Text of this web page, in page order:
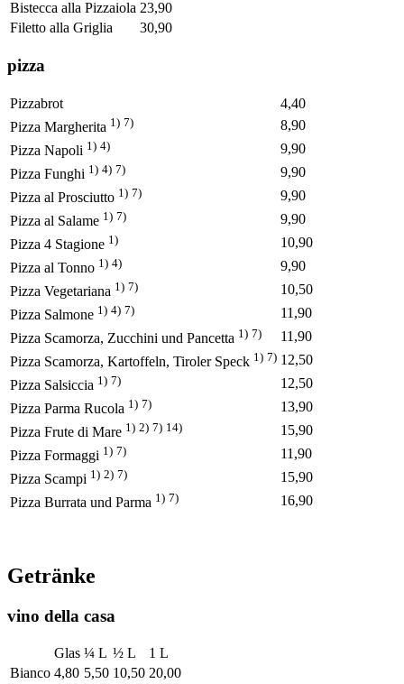
Bistecca alla Pizzaiola 23,90
Filetto alla Griglia
30,90
pizza
Pizzabrot
4,40
Pizza Margherita 1) 7)
8,90
Pizza Napoli 1) 4)
9,90
Pizza Funghi 1) 4) 7)
9,90
Pizza al Prosciutto 1) 7)
9,90
Pizza al Salame 1) 7)
9,90
Pizza 4 Stagione 1)
10,90
Pizza al Tonno 1) 4)
9,90
Pizza Vegetariana 1) 7)
10,50
Pizza Salmone 1) 4) 7)
11,90
Pizza Scamorza, Zucchini und Pancetta 1) 7)
11,90
Pizza Scamorza, Kartoffeln, Tiroler Speck 1) 7) 12,50
Pizza Salsiccia 1) 7)
12,50
Pizza Parma Rucola 1) 7)
13,90
Pizza Frute di Mare 1) 2) 7) 14)
15,90
Pizza Formaggi 1) 7)
11,90
Pizza Scampi 1) 2) 7)
15,90
Pizza Burrata und Parma 1) 7) 16,90
Getränke
vino della casa
Glas ¼ L ½ L
1 L
Bianco 4,80 5,50 10,50 20,00